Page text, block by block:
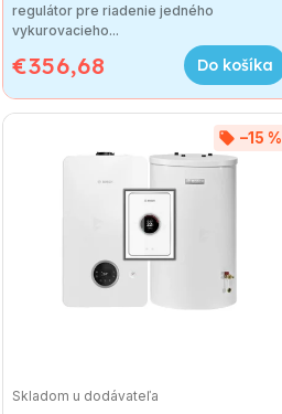
€356,68 Do košíka
regulátor pre riadenie jedného
vykurovacieho...
–15 %
Skladom u dodávateľa